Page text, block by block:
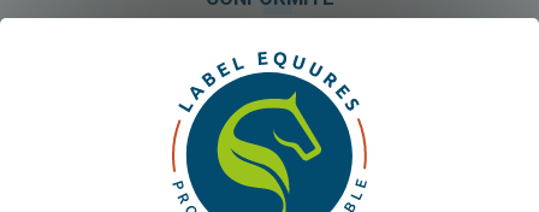
Je m’assure que mon produit respecte la réglementation en vigueur
sur les matières, procédés et allégations environnementales.
Je rends mon produit plus lisible et compréhensible pour les
utilisateurs en étant plus transparent.
En intégrant les exigences de durabilité dès la conception, je réduis
les risques juridiques ou réputationnels liés à mon produit.
Sélectionnez nombre de salariés...
En envoyant le formulaire, vous acceptez que les